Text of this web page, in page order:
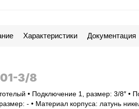
Характеристики Документация
01-3/8
• Подключение 1, размер: 3/8″ •
- • Материал корпуса: латунь